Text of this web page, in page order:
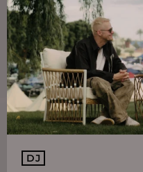
DJ